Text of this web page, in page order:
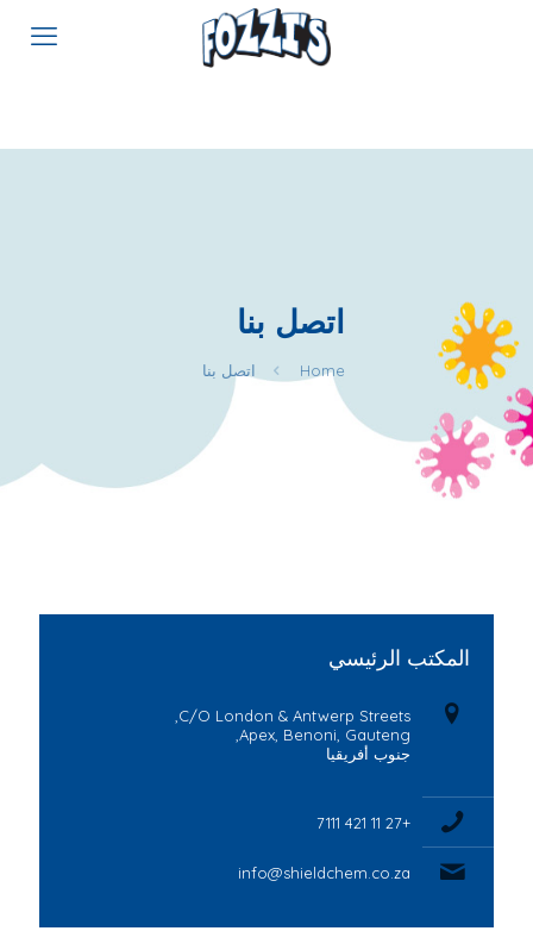
اتصل بنا
Home اتصل بنا
المكتب الرئيسي
C/O London & Antwerp Streets,
Apex, Benoni, Gauteng,
جنوب أفريقيا
+27 11 421 7111
info@shieldchem.co.za